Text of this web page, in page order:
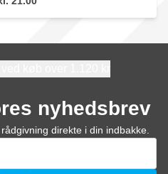
nyhedsbrev
direkte i din indbakke.